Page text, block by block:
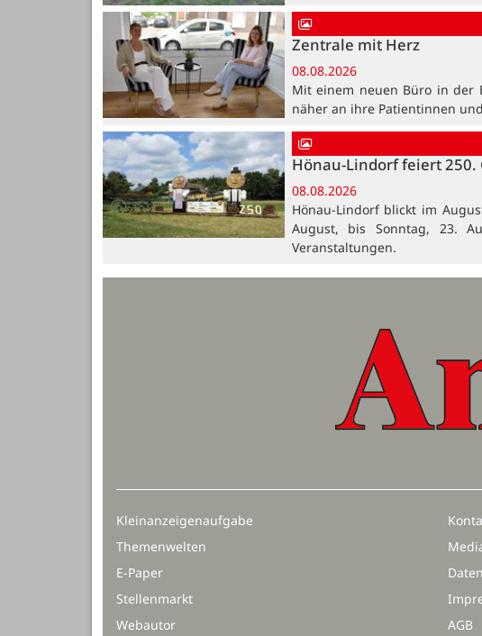
Zentrale mit Herz
08.08.2026
Mit einem neuen Büro in der
näher an ihre Patientinnen
Hönau-Lindorf feiert 250.
08.08.2026
Hönau-Lindorf blickt im
August, bis Sonntag, 23.
Veranstaltungen.
Kleinanzeigenaufgabe
Themenwelten
E-Paper
Stellenmarkt
Webautor
AGB